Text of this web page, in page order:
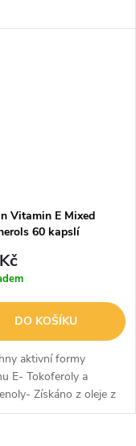
Vitamin E Mixed
60 kapslí
DO KOŠÍKU
aktivní formy
E- Tokoferoly a
Získáno z oleje z
otrub- Oxidativní